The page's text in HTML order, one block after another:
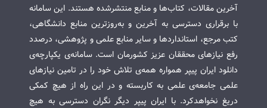
آخرین مقالات، کتاب‌ها و منابع منتشرشده هستند. این سامانه
با برقراری دسترسی به آخرین و به‌روزترین منابع دانشگاهی،
کتب مرجع، استانداردها و سایر منابع علمی و پژوهشی، درصدد
رفع نیازهای محققان عزیز کشورمان است. سامانه‌ی یکپارچه‌ی
دانلود ایران پیپر همواره همه‌ی تلاش خود را در تامین نیازهای
علمی جامعه‌ی علمی به کاربسته و در این راه از هیچ کمکی
دریغ نخواهدکرد. با ایران پیپر دیگر نگران دسترسی به هیچ